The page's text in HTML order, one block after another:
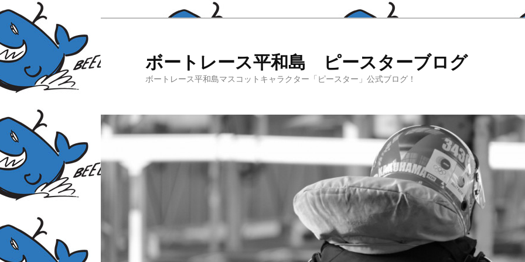
ボートレース平和島 ピースターブログ
ボートレース平和島マスコットキャラクター「ピースター」公式ブログ！